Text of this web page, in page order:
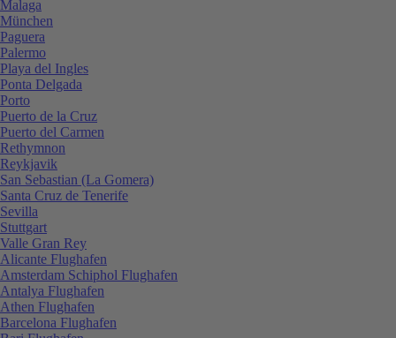
Malaga
München
Paguera
Palermo
Playa del Ingles
Ponta Delgada
Porto
Puerto de la Cruz
Puerto del Carmen
Rethymnon
Reykjavik
San Sebastian (La Gomera)
Santa Cruz de Tenerife
Sevilla
Stuttgart
Valle Gran Rey
Alicante Flughafen
Amsterdam Schiphol Flughafen
Antalya Flughafen
Athen Flughafen
Barcelona Flughafen